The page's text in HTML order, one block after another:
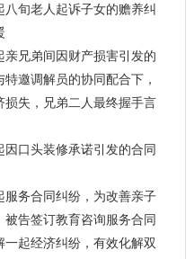
旬老人起诉子女的赡养纠
兄弟间因财产损害引发的
邀调解员的协同配合下，
失，兄弟二人最终握手言
口头装修承诺引发的合同
务合同纠纷，为改善亲子
告签订教育咨询服务合同
起经济纠纷，有效化解双